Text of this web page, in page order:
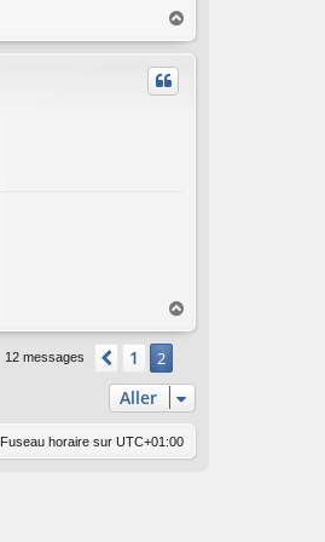
a
u
a
12 messages Précédent
1 2
Aller
Fuseau horaire sur UTC+01:00